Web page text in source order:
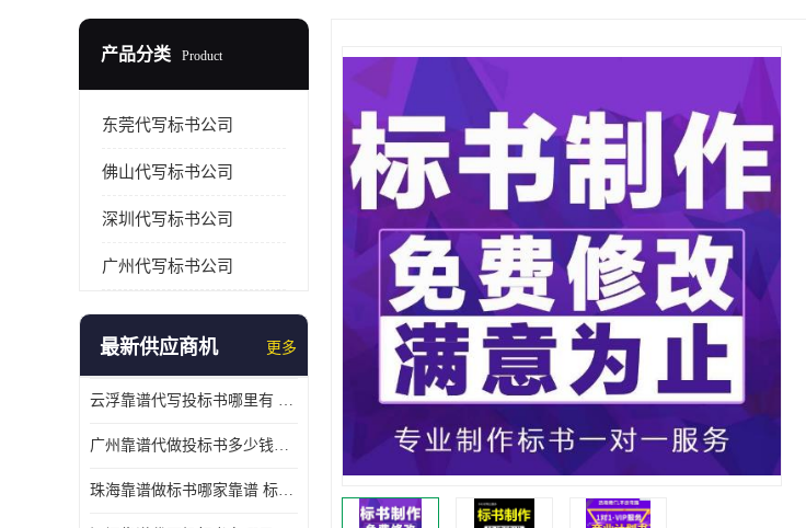
产品分类 Product
东莞代写标书公司
佛山代写标书公司
深圳代写标书公司
广州代写标书公司
最新供应商机 更多
云浮靠谱代写投标书哪里有 标书打印注意事项
广州靠谱代做投标书多少钱一份 标书废标原因
珠海靠谱做标书哪家靠谱 标书好写吗